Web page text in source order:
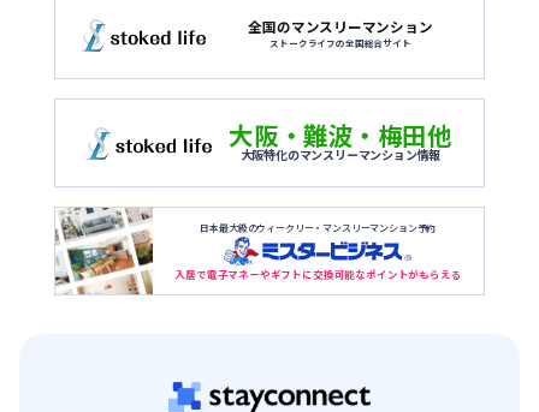
全国のマンスリーマンション
ストークライフの全国総合サイト
大阪・難波・梅田他
大阪特化のマンスリーマンション情報
日本最大級のウィークリー・マンスリーマンション予約
入居で電子マネーやギフトに交換可能なポイントがもらえる